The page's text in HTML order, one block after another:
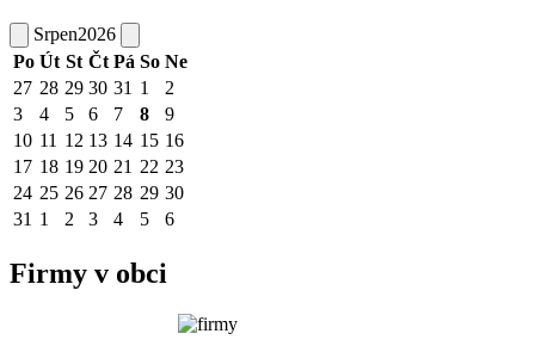
Srpen2026
Po Út St Čt Pá So Ne
27 28 29 30 31 1
2
3
4 5 6 7 8
9
10 11 12 13 14 15 16
17 18 19 20 21 22 23
24 25 26 27 28 29 30
31 1 2 3 4 5 6
Firmy v obci